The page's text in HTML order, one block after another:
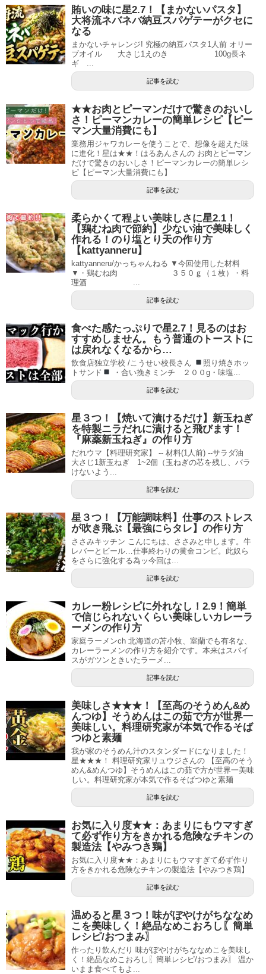
賄いの味に星2.7！【まかないパスタ】
大将流ネバネバ納豆スパゲテーがクセに
なる
まかないチャレンジ! 究極の納豆パスタ1人前 オリー
ブオイル 大さじ1えのき 100g長ネ
ギ ...
記事を読む
★★お肉とピーマンだけで驚きのおいし
さ！ピーマンカレーの簡単レシピ【ピー
マン大量消費にも】
業務用ジャワカレーを使うことで、想像を超えた味
に進化！星は★★！はるあんさんの お肉とピーマン
だけで驚きのおいしさ！ピーマンカレーの簡単レシ
ピ【ピーマン大量消費にも】
記事を読む
柔らかくて程よい美味しさに星2.1！
【鶏むね肉で節約】少ない油で美味しく
作れる！のり塩とり天の作り方
【kattyanneru】
kattyanneru/かっちゃんねる ▼今回使用した材料
▼・鶏むね肉 ３５０ｇ（１枚）・料
理酒 ...
記事を読む
食べた感たっぷりで星2.7！見るのはお
すすめしません。もう普通のトーストに
は戻れなくなるから…
飲食店独立学校 /こうせい校長さん
照り焼きホッ
トサンド
・合い挽きミンチ ２００g・味塩...
記事を読む
星３つ！【焼いて漬けるだけ】新玉ねぎ
を特製ニラだれに漬けると飛びます！
『麻薬新玉ねぎ』の作り方
だれウマ【料理研究家】 -- 材料(1人前) --サラダ油
大さじ1新玉ねぎ 1~2個（玉ねぎの芯を残し、バラ
けないよう...
記事を読む
星３つ！【万能調味料】仕事のストレス
が吹き飛ぶ【最強にらタレ】の作り方
ささみキッチン こんにちは、ささみと申します。牛
レバーとビール…仕事終わりの黄金コンビ。此奴ら
をさらに強化する為ッ今回は...
記事を読む
カレー粉レシピに外れなし！2.9！簡単
で信じられないくらい美味しいカレーラ
ーメンの作り方
家庭ラーメンch 北海道の苫小牧、室蘭でも有名な、
カレーラーメンの作り方を紹介です。本来はスパイ
スがガツンときいたラーメ...
記事を読む
美味しさ★★★！【至高のそうめん&め
んつゆ】そうめんはこの茹で方が世界一
美味しい。料理研究家が本気で作るそば
つゆと素麺
我が家のそうめん汁のスタンダードになりました！
星★★★！ 料理研究家リュウジさんの 【至高のそう
めん&めんつゆ】そうめんはこの茹で方が世界一美味
しい。料理研究家が本気で作るそばつゆと素麺
記事を読む
お気に入り度★★：あまりにもウマすぎ
て必ず作り方をきかれる危険なチキンの
製造法【やみつき鶏】
お気に入り度★★：あまりにもウマすぎて必ず作り
方をきかれる危険なチキンの製造法【やみつき鶏】
記事を読む
温めると星３つ！味がぼやけがちななめ
こを美味しく！絶品なめこおろし〖簡単
レシピ/おつまみ〗
作ったり飲んだり 味がぼやけがちななめこを美味し
く！絶品なめこおろし〖簡単レシピ/おつまみ〗 温か
いまま食べてもよ...